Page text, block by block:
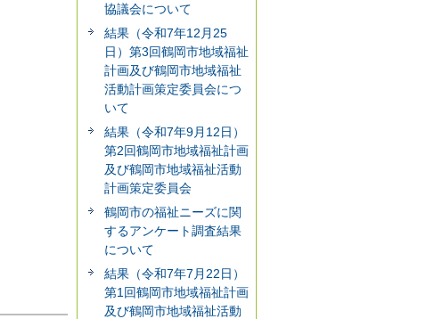
協議会について
結果（令和7年12月25
日）第3回鶴岡市地域福祉
計画及び鶴岡市地域福祉
活動計画策定委員会につ
いて
結果（令和7年9月12日）
第2回鶴岡市地域福祉計画
及び鶴岡市地域福祉活動
計画策定委員会
鶴岡市の福祉ニーズに関
するアンケート調査結果
について
結果（令和7年7月22日）
第1回鶴岡市地域福祉計画
及び鶴岡市地域福祉活動